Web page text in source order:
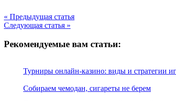
« Предыдущая статья
Следующая статья »
Рекомендуемые вам статьи:
Турниры онлайн-казино: виды и стратегии
Собираем чемодан, сигареты не берем